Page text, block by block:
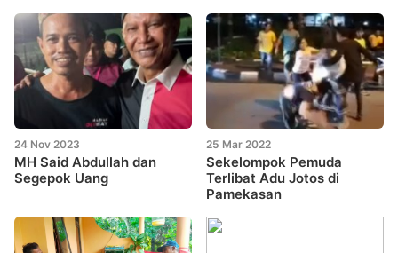
24 Nov 2023
MH Said Abdullah dan
Segepok Uang
25 Mar 2022
Sekelompok Pemuda
Terlibat Adu Jotos di
Pamekasan